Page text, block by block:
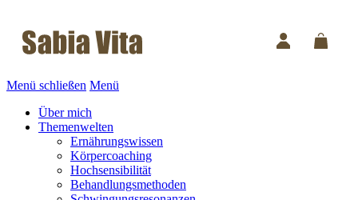
Menü schließen Menü
Über mich
Themenwelten
Ernährungswissen
Körpercoaching
Hochsensibilität
Behandlungsmethoden